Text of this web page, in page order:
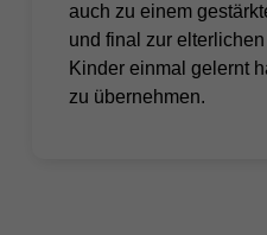
auch zu einem
und final zur
Kinder einmal gelernt
zu übernehmen.